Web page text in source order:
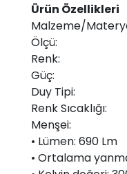
Ürün Özellikleri
Malzeme/
Ölçü:
Renk:
Güç:
Duy Tipi:
Renk Sıcaklığı:
Menşei:
• Lümen: 690 Lm
• Ortalama